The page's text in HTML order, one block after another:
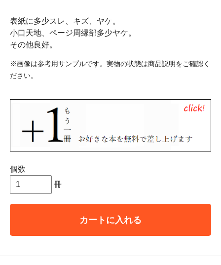
表紙に多少スレ、キズ、ヤケ。
小口天地、ページ周縁部多少ヤケ。
その他良好。
※画像は参考用サンプルです。実物の状態は商品説明をご確認く
ださい。
個数
冊
カートに入れる